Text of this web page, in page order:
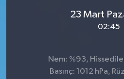
23 Mart
02:45
Nem: %93,
Basınç: 1012 hPa,